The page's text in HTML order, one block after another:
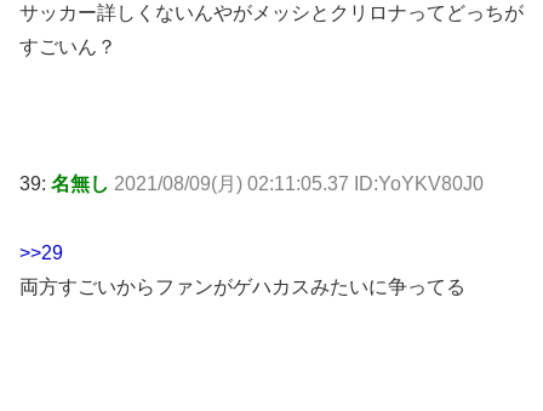
サッカー詳しくないんやがメッシとクリロナってどっちが
すごいん？
39: 名無し 2021/08/09(月) 02:11:05.37 ID:YoYKV80J0
>>29
両方すごいからファンがゲハカスみたいに争ってる